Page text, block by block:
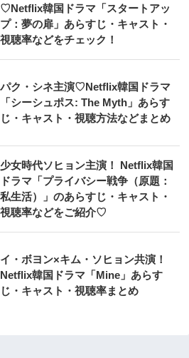
♡Netflix韓国ドラマ「スタートアッ
プ：夢の扉」あらすじ・キャスト・
視聴率などをチェック！
パク・シネ主演♡Netflix韓国ドラマ
「シーシュポス: The Myth」あらす
じ・キャスト・視聴方法などまとめ
少女時代ソヒョン主演！ Netflix韓国
ドラマ「プライバシー戦争（原題：
私生活）」のあらすじ・キャスト・
視聴率などをご紹介♡
イ・ボヨン×キム・ソヒョン共演！
Netflix韓国ドラマ「Mine」あらす
じ・キャスト・視聴率まとめ